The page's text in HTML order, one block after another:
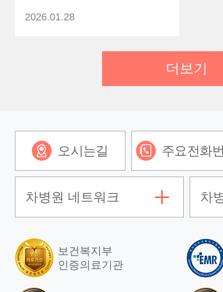
2026.01.28
2026.01.27
건
병
언론보도
다빈치SP 단일공
로봇수술 500례 달성
언
로
경
로
더보기
오시는길 주요전화
차병원 네트워크 차
보건복지부
인증의료기관